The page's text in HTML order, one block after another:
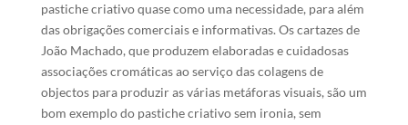
pastiche criativo quase como uma necessidade, para além
das obrigações comerciais e informativas. Os cartazes de
João Machado, que produzem elaboradas e cuidadosas
associações cromáticas ao serviço das colagens de
objectos para produzir as várias metáforas visuais, são um
bom exemplo do pastiche criativo sem ironia, sem